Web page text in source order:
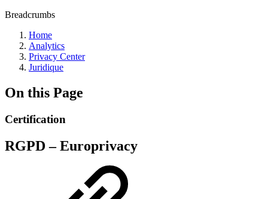
Breadcrumbs
Home
Analytics
Privacy Center
Juridique
On this Page
Certification
RGPD – Europrivacy